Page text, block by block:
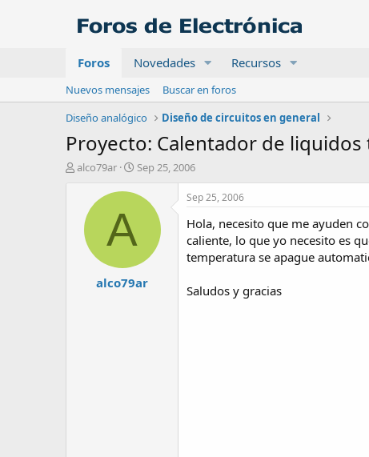
Foros Novedades Recursos
Nuevos mensajes
Buscar en foros
Diseño analógico
Diseño de circuitos en general
Proyecto: Calentador de
A
alco79ar
F
c
i
n
Sep 25, 2006
A
alco79ar
Sep 25, 2006
Hola, necesito que me ayuden
caliente, lo que yo necesito es
temperatura se apague
Saludos y gracias